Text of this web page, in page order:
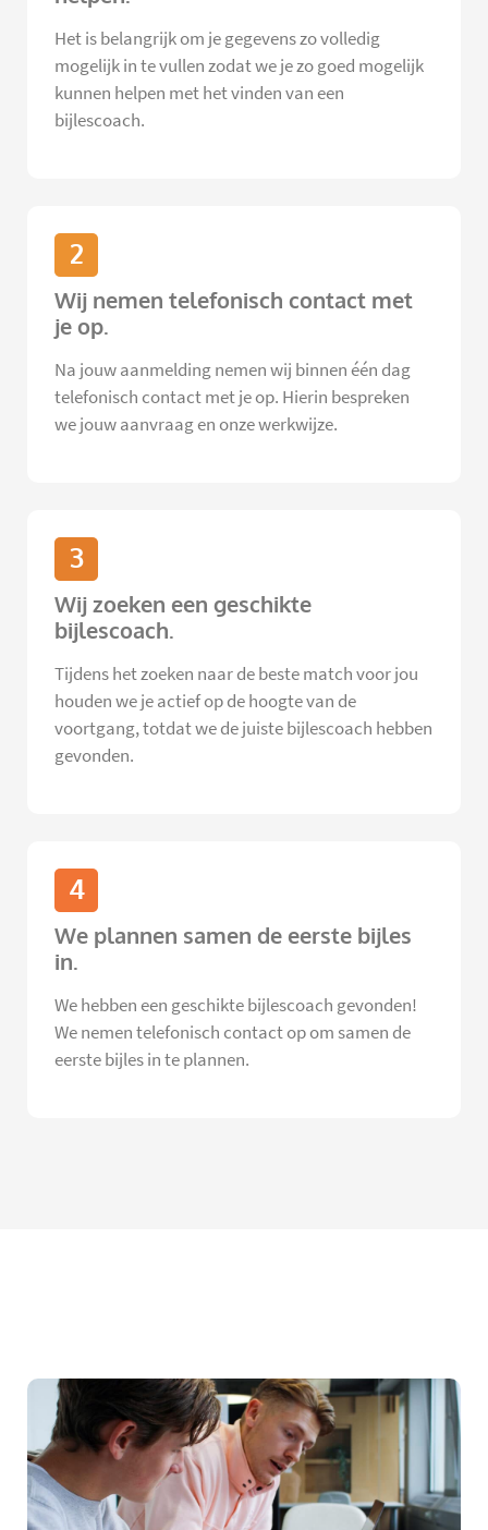
Het is belangrijk om je gegevens zo volledig
mogelijk in te vullen zodat we je zo goed mogelijk
kunnen helpen met het vinden van een
bijlescoach.
2
Wij nemen telefonisch contact met
je op.
Na jouw aanmelding nemen wij binnen één dag
telefonisch contact met je op. Hierin bespreken
we jouw aanvraag en onze werkwijze.
3
Wij zoeken een geschikte
bijlescoach.
Tijdens het zoeken naar de beste match voor jou
houden we je actief op de hoogte van de
voortgang, totdat we de juiste bijlescoach hebben
gevonden.
4
We plannen samen de eerste bijles
in.
We hebben een geschikte bijlescoach gevonden!
We nemen telefonisch contact op om samen de
eerste bijles in te plannen.